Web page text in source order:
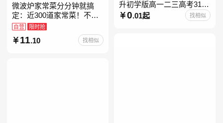
升初学版高一二三高考31期
30快捷英语阅读理解2027
0.01起 找相似
微波炉家常菜分分钟就搞
定：近300道家常菜！不开
火、零油烟！蒸、煮、炒、
烤、焗……全彩印刷+步骤
图解，让美味跃然眼前、操
自营 限时抢
11 .10 找相似